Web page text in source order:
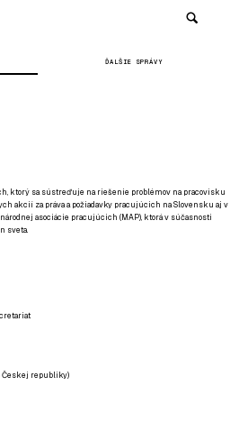
ĎALŠIE SPRÁVY
ktorý sa sústreďuje na riešenie problémov na pracovisku
akcií za práva a požiadavky pracujúcich na Slovensku aj v
asociácie pracujúcich (MAP), ktorá v súčasnosti
sveta.
Českej republiky)